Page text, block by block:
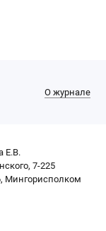
О журнале
Е.В.
7-225
Мингорисполком